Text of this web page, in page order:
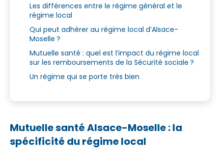
Les différences entre le régime général et le
régime local
Qui peut adhérer au régime local d’Alsace-
Moselle ?
Mutuelle santé : quel est l’impact du régime local
sur les remboursements de la Sécurité sociale ?
Un régime qui se porte très bien
Mutuelle santé Alsace-Moselle : la
spécificité du régime local